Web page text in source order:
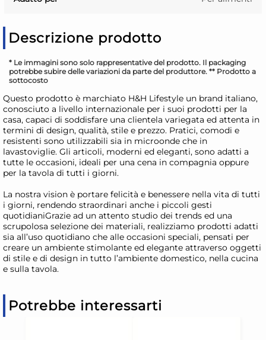
Descrizione prodotto
* Le immagini sono solo rappresentative del prodotto. Il packaging
potrebbe subire delle variazioni da parte del produttore. ** Prodotto a
sottocosto
Questo prodotto è marchiato H&H Lifestyle un brand italiano,
conosciuto a livello internazionale per i suoi prodotti per la
casa, capaci di soddisfare una clientela variegata ed attenta in
termini di design, qualità, stile e prezzo. Pratici, comodi e
resistenti sono utilizzabili sia in microonde che in
lavastoviglie. Gli articoli, moderni ed eleganti, sono adatti a
tutte le occasioni, ideali per una cena in compagnia oppure
per la tavola di tutti i giorni.
La nostra vision è portare felicità e benessere nella vita di tutti
i giorni, rendendo straordinari anche i piccoli gesti
quotidianiGrazie ad un attento studio dei trends ed una
scrupolosa selezione dei materiali, realizziamo prodotti adatti
sia all’uso quotidiano che alle occasioni speciali, pensati per
creare un ambiente stimolante ed elegante attraverso oggetti
di stile e di design in tutto l’ambiente domestico, nella cucina
e sulla tavola.
Potrebbe interessarti